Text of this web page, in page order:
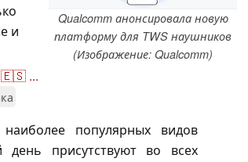
Qualcomm анонсировала новую
платформу для TWS наушников
(Изображение: Qualcomm)
и
🇪🇸 ...
популярных видов
присутствуют во всех